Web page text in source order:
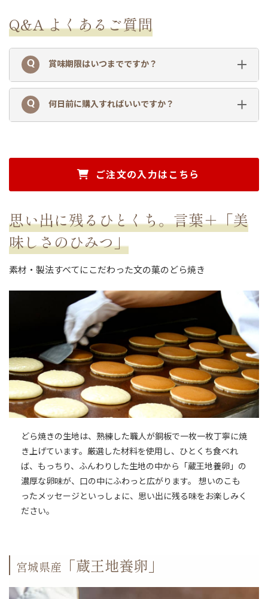
Q&A よくあるご質問
賞味期限はいつまでですか？
何日前に購入すればいいですか？
ご注文の入力はこちら
思い出に残るひとくち。言葉＋「美
味しさのひみつ」
素材・製法すべてにこだわった文の菓のどら焼き
どら焼きの生地は、熟練した職人が銅板で一枚一枚丁寧に焼
き上げています。厳選した材料を使用し、ひとくち食べれ
ば、もっちり、ふんわりした生地の中から「蔵王地養卵」の
濃厚な卵味が、口の中にふわっと広がります。 想いのこも
ったメッセージといっしょに、思い出に残る味をお楽しみく
ださい。
宮城県産 「蔵王地養卵」